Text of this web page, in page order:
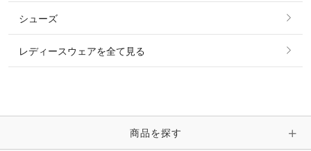
時計・財布・キーケース・革小物
ピアス・イヤリング
ピン・ブローチ・コサージュ
シューズ
レディースウェアを全て見る
商品を探す